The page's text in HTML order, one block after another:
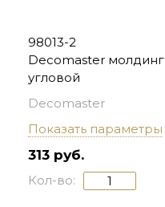
98013-2
Decomaster молдинг
угловой
Decomaster
Показать параметры
313 руб.
Кол-во: